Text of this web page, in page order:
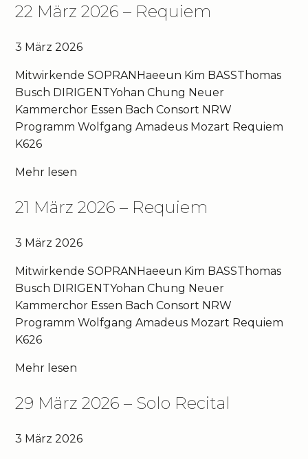
22 März 2026 – Requiem
3 März 2026
Mitwirkende SOPRANHaeeun Kim BASSThomas
Busch DIRIGENTYohan Chung Neuer
Kammerchor Essen Bach Consort NRW
Programm Wolfgang Amadeus Mozart Requiem
K626
Mehr lesen
21 März 2026 – Requiem
3 März 2026
Mitwirkende SOPRANHaeeun Kim BASSThomas
Busch DIRIGENTYohan Chung Neuer
Kammerchor Essen Bach Consort NRW
Programm Wolfgang Amadeus Mozart Requiem
K626
Mehr lesen
29 März 2026 – Solo Recital
3 März 2026